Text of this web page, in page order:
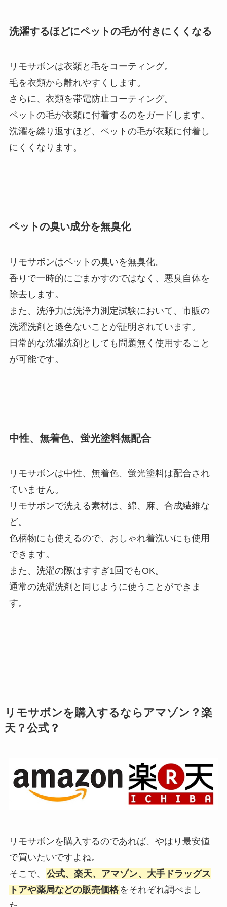
洗濯するほどにペットの毛が付きにくくなる
リモサボンは衣類と毛をコーティング。
毛を衣類から離れやすくします。
さらに、衣類を帯電防止コーティング。
ペットの毛が衣類に付着するのをガードします。
洗濯を繰り返すほど、ペットの毛が衣類に付着し
にくくなります。
ペットの臭い成分を無臭化
リモサボンはペットの臭いを無臭化。
香りで一時的にごまかすのではなく、悪臭自体を
除去します。
また、洗浄力は洗浄力測定試験において、市販の
洗濯洗剤と遜色ないことが証明されています。
日常的な洗濯洗剤としても問題無く使用すること
が可能です。
中性、無着色、蛍光塗料無配合
リモサボンは中性、無着色、蛍光塗料は配合され
ていません。
リモサボンで洗える素材は、綿、麻、合成繊維な
ど。
色柄物にも使えるので、おしゃれ着洗いにも使用
できます。
また、洗濯の際はすすぎ1回でもOK。
通常の洗濯洗剤と同じように使うことができま
す。
リモサボンを購入するならアマゾン？楽
天？公式？
リモサボンを購入するのであれば、やはり最安値
で買いたいですよね。
そこで、
公式、楽天、アマゾン、大手ドラッグス
トアや薬局などの販売価格 をそれぞれ調べまし